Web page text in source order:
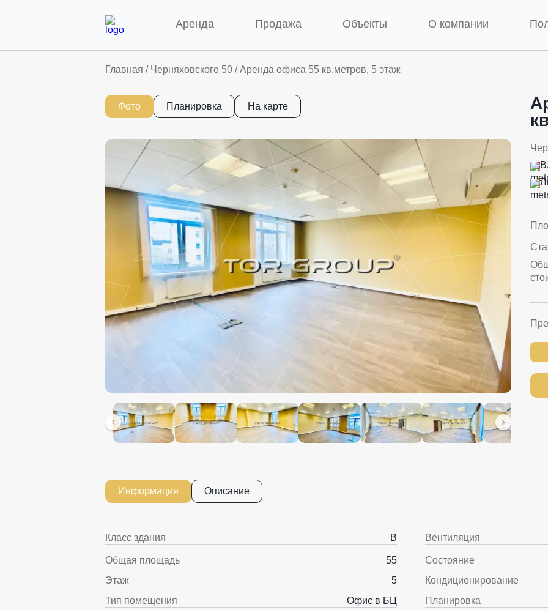
Аренда Продажа Объекты О компании
Главная / Черняховского 50 /Аренда офиса 55 кв.метров, 5 этаж
Фото Планировка На карте
Информация Описание
Класс здания B
Общая площадь
55
Этаж
5
Тип помещения
Офис в БЦ
Вентиляция
Состояние
Кондиционирование
Планировка